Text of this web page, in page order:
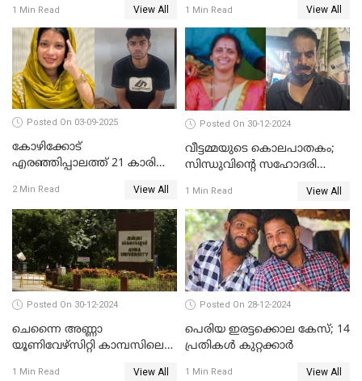
1 Min Read View All
സുപ്രീംകോടതിയിലേക്ക്
1 Min Read View All
Posted On 03-09-2025
കോഴിക്കോട്
എരഞ്ഞിപ്പാലത്ത് 21 കാരി
കൂടുതൽ അന്വേഷണത്തിന്
പൊലീസ്
2 Min Read View All
Posted On 30-12-2024
വീട്ടമ്മയുടെ കൊലപാതകം;
സിന്ധുവിന്റെ സഹോദരി
1 Min Read View All
Posted On 30-12-2024
ചെന്നൈ അണ്ണാ
യൂണിവേഴ്‌സിറ്റി കാമ്പസിലെ
കമ്മീഷന്‍ ഇന്ന്
1 Min Read View All
Posted On 28-12-2024
പെരിയ ഇരട്ടക്കൊല കേസ്; 14
പ്രതികള്‍ കുറ്റക്കാര്‍
1 Min Read View All